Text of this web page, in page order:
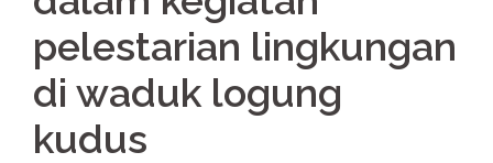
pelestarian lingkungan
di waduk logung
kudus